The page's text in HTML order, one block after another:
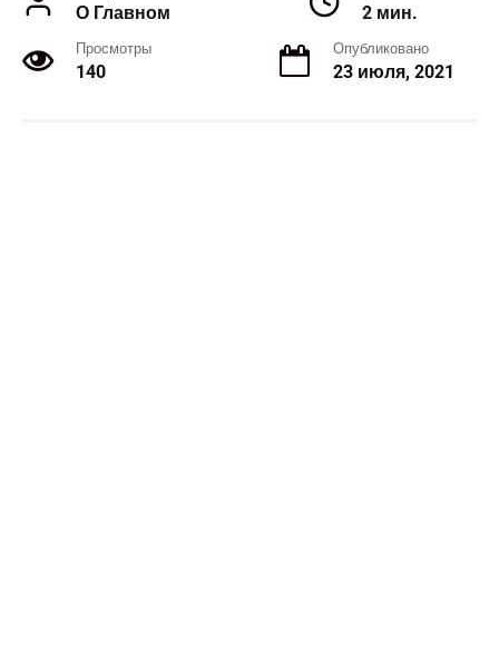
О Главном 2 мин.
Просмотры
140
Опубликовано
23 июля, 2021